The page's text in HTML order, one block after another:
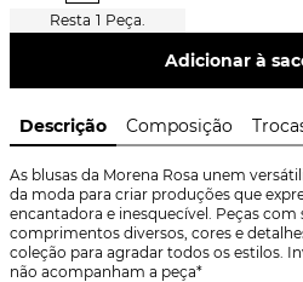
1 Peça.
Adicionar à
Descrição Composição
As blusas da Morena Rosa unem
da moda para criar produções que
encantadora e inesquecível. Peças com
comprimentos diversos, cores e
coleção para agradar todos os estilos.
não acompanham a peça*